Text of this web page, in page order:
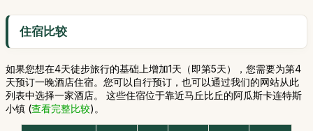
住宿比较
如果您想在4天徒步旅行的基础上增加1天（即第5天），您需要为第4
天预订一晚酒店住宿。您可以自行预订，也可以通过我们的网站从此
列表中选择一家酒店。 这些住宿位于靠近马丘比丘的阿瓜斯卡连特斯
小镇 (查看完整比较)。